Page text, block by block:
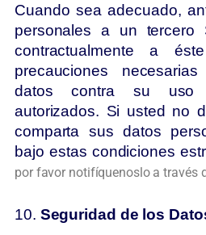
Cuando sea adecuado,
personales a un tercero
contractualmente a
precauciones
datos contra su uso
autorizados. Si usted no
comparta sus datos
bajo estas condiciones
por favor notifíquenoslo a través
10. Seguridad de los